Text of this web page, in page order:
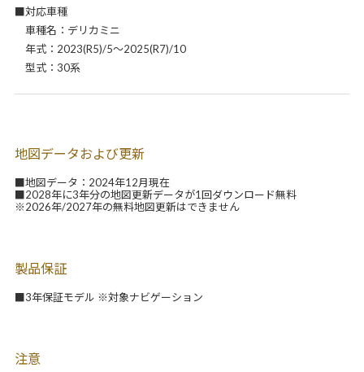
■対応車種
車種名：デリカミニ
年式：2023(R5)/5～2025(R7)/10
型式：30系
地図データおよび更新
■地図データ：2024年12月現在
■2028年に3年分の地図更新データが1回ダウンロード無料
※2026年/2027年の無料地図更新はできません
製品保証
■3年保証モデル ※対象ナビゲーション
注意